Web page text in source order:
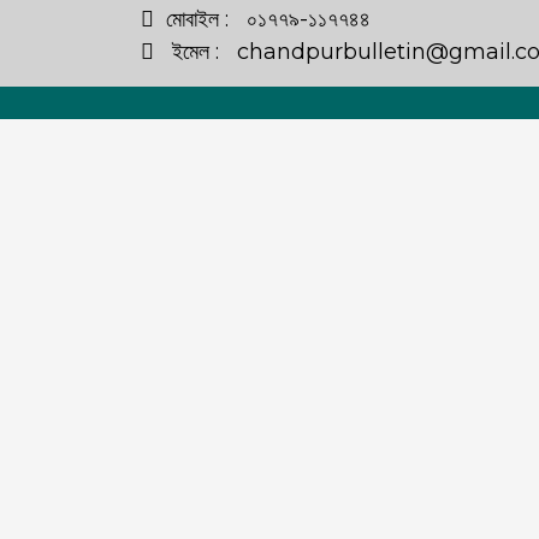
মোবাইল : ০১৭৭৯-১১৭৭৪৪
ইমেল :